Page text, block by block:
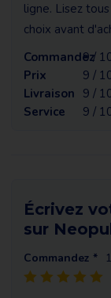
ligne. Lisez
choix avant
Commandez
9 /
Prix
9 /
Livraison 9 /
Service
9 /
Écrivez
sur
Commandez *